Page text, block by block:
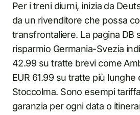
Per i treni diurni, inizia da
da un rivenditore che possa
transfrontaliere. La pagina DB
risparmio Germania-Svezia
42.99 su tratte brevi come
EUR 61.99 su tratte più
Stoccolma. Sono esempi
garanzia per ogni data o